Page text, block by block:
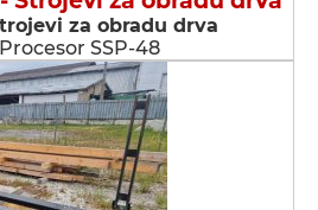
za obradu drva
SSP-48